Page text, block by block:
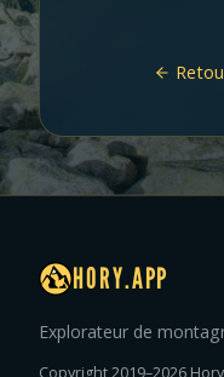
HORY.APP
Explorateur de